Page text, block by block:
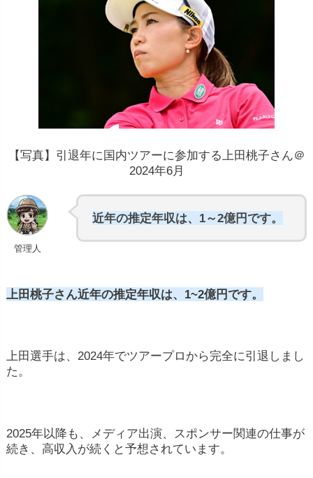
【写真】引退年に国内ツアーに参加する上田桃子さん＠
2024年6月
管理人
近年の推定年収は、1～2億円です。
上田桃子さん近年の推定年収は、1~2億円です。
上田選手は、2024年でツアープロから完全に引退しまし
た。
2025年以降も、メディア出演、スポンサー関連の仕事が
続き、高収入が続くと予想されています。